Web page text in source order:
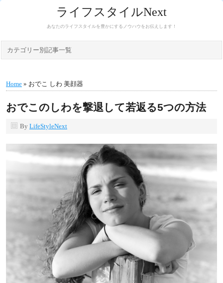
ライフスタイルNext
あなたのライフスタイルを豊かにするノウハウをお伝えします！
カテゴリー別記事一覧
Home » おでこ しわ 美顔器
おでこのしわを撃退して若返る5つの方法
By LifeStyleNext